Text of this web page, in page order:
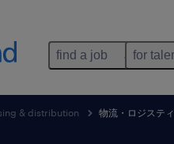
find a job for
& distribution 物流・ロジステ